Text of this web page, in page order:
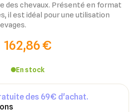
des chevaux. Présenté en format
il est idéal pour une utilisation
162,86 €
En stock
des 69€ d'achat.